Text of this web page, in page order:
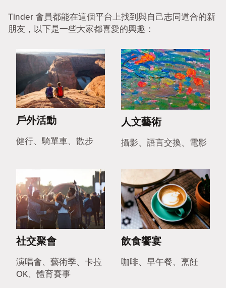
Tinder 會員都能在這個平台上找到與自己志同道合的新
朋友，以下是一些大家都喜愛的興趣：
戶外活動
健行、騎單車、散步
人文藝術
攝影、語言交換、電影
社交聚會
演唱會、藝術季、卡拉
OK、體育賽事
飲食饗宴
咖啡、早午餐、烹飪